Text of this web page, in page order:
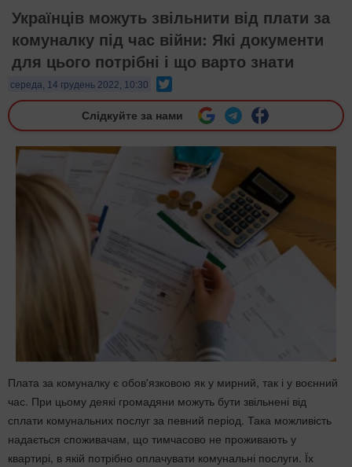
Українців можуть звільнити від плати за
комуналку під час війни: Які документи
для цього потрібні і що варто знати
середа, 14 грудень 2022, 10:30
Слідкуйте за нами
Плата за комуналку є обов'язковою як у мирний, так і у воєнний
час. При цьому деякі громадяни можуть бути звільнені від
сплати комунальних послуг за певний період. Така можливість
надається споживачам, що тимчасово не проживають у
квартирі, в якій потрібно оплачувати комунальні послуги. Їх